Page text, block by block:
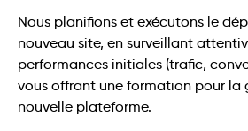
Nous planifions et exécutons le
nouveau site, en surveillant
performances initiales (trafic,
vous offrant une formation pour la
nouvelle plateforme.